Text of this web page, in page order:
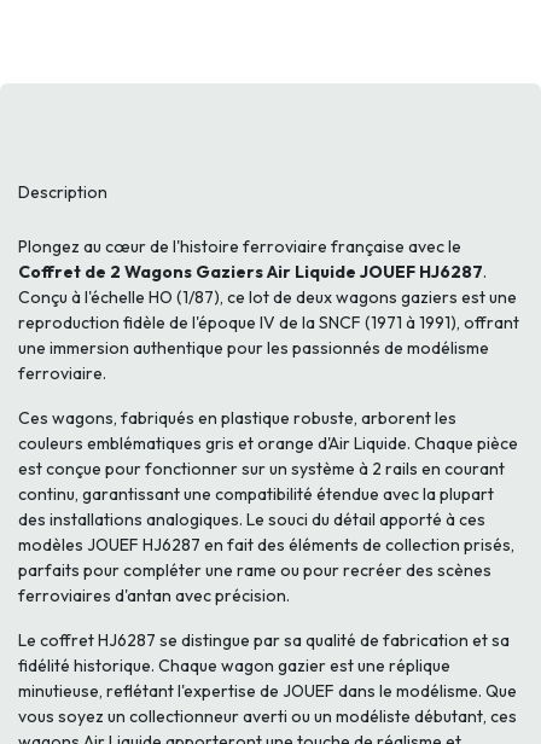
Description
Plongez au cœur de l'histoire ferroviaire française avec le
Coffret de 2 Wagons Gaziers Air Liquide JOUEF HJ6287.
Conçu à l'échelle HO (1/87), ce lot de deux wagons gaziers est une
reproduction fidèle de l'époque IV de la SNCF (1971 à 1991), offrant
une immersion authentique pour les passionnés de modélisme
ferroviaire.
Ces wagons, fabriqués en plastique robuste, arborent les
couleurs emblématiques gris et orange d'Air Liquide. Chaque pièce
est conçue pour fonctionner sur un système à 2 rails en courant
continu, garantissant une compatibilité étendue avec la plupart
des installations analogiques. Le souci du détail apporté à ces
modèles JOUEF HJ6287 en fait des éléments de collection prisés,
parfaits pour compléter une rame ou pour recréer des scènes
ferroviaires d'antan avec précision.
Le coffret HJ6287 se distingue par sa qualité de fabrication et sa
fidélité historique. Chaque wagon gazier est une réplique
minutieuse, reflétant l'expertise de JOUEF dans le modélisme. Que
vous soyez un collectionneur averti ou un modéliste débutant, ces